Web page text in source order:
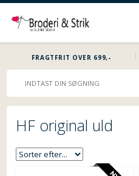
FRAGTFRIT OVER 699,-
HF original uld